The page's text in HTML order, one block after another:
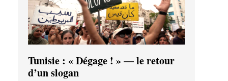
Tunisie : « Dégage ! » — le retour
d’un slogan